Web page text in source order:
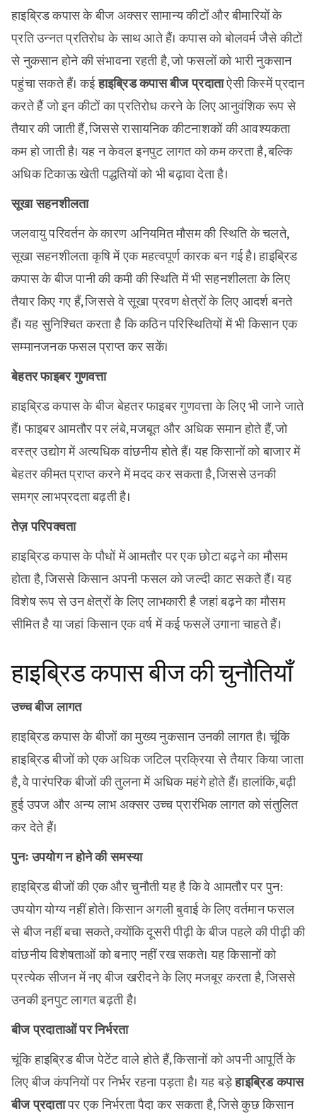
हाइब्रिड कपास के बीज अक्सर सामान्य कीटों और बीमारियों के
प्रति उन्नत प्रतिरोध के साथ आते हैं। कपास को बोलवर्म जैसे कीटों
से नुकसान होने की संभावना रहती है, जो फसलों को भारी नुकसान
पहुंचा सकते हैं। कईहाइब्रिड कपास बीज प्रदाताऐसी किस्में प्रदान
करते हैं जो इन कीटों का प्रतिरोध करने के लिए आनुवंशिक रूप से
तैयार की जाती हैं, जिससे रासायनिक कीटनाशकों की आवश्यकता
कम हो जाती है। यह न केवल इनपुट लागत को कम करता है, बल्कि
अधिक टिकाऊ खेती पद्धतियों को भी बढ़ावा देता है।
सूखा सहनशीलता
जलवायु परिवर्तन के कारण अनियमित मौसम की स्थिति के चलते,
सूखा सहनशीलता कृषि में एक महत्वपूर्ण कारक बन गई है। हाइब्रिड
कपास के बीज पानी की कमी की स्थिति में भी सहनशीलता के लिए
तैयार किए गए हैं, जिससे वे सूखा प्रवण क्षेत्रों के लिए आदर्श बनते
हैं। यह सुनिश्चित करता है कि कठिन परिस्थितियों में भी किसान एक
सम्मानजनक फसल प्राप्त कर सकें।
बेहतर फाइबर गुणवत्ता
हाइब्रिड कपास के बीज बेहतर फाइबर गुणवत्ता के लिए भी जाने जाते
हैं। फाइबर आमतौर पर लंबे, मजबूत और अधिक समान होते हैं, जो
वस्त्र उद्योग में अत्यधिक वांछनीय होते हैं। यह किसानों को बाजार में
बेहतर कीमत प्राप्त करने में मदद कर सकता है, जिससे उनकी
समग्र लाभप्रदता बढ़ती है।
तेज़ परिपक्वता
हाइब्रिड कपास के पौधों में आमतौर पर एक छोटा बढ़ने का मौसम
होता है, जिससे किसान अपनी फसल को जल्दी काट सकते हैं। यह
विशेष रूप से उन क्षेत्रों के लिए लाभकारी है जहां बढ़ने का मौसम
सीमित है या जहां किसान एक वर्ष में कई फसलें उगाना चाहते हैं।
हाइब्रिड कपास बीज की चुनौतियाँ
उच्च बीज लागत
हाइब्रिड कपास के बीजों का मुख्य नुकसान उनकी लागत है। चूंकि
हाइब्रिड बीजों को एक अधिक जटिल प्रक्रिया से तैयार किया जाता
है, वे पारंपरिक बीजों की तुलना में अधिक महंगे होते हैं। हालांकि, बढ़ी
हुई उपज और अन्य लाभ अक्सर उच्च प्रारंभिक लागत को संतुलित
कर देते हैं।
पुनः उपयोग न होने की समस्या
हाइब्रिड बीजों की एक और चुनौती यह है कि वे आमतौर पर पुन:
उपयोग योग्य नहीं होते। किसान अगली बुवाई के लिए वर्तमान फसल
से बीज नहीं बचा सकते, क्योंकि दूसरी पीढ़ी के बीज पहले की पीढ़ी की
वांछनीय विशेषताओं को बनाए नहीं रख सकते। यह किसानों को
प्रत्येक सीजन में नए बीज खरीदने के लिए मजबूर करता है, जिससे
उनकी इनपुट लागत बढ़ती है।
बीज प्रदाताओं पर निर्भरता
चूंकि हाइब्रिड बीज पेटेंट वाले होते हैं, किसानों को अपनी आपूर्ति के
लिए बीज कंपनियों पर निर्भर रहना पड़ता है। यह बड़ेहाइब्रिड कपास
बीज प्रदातापर एक निर्भरता पैदा कर सकता है, जिसे कुछ किसान